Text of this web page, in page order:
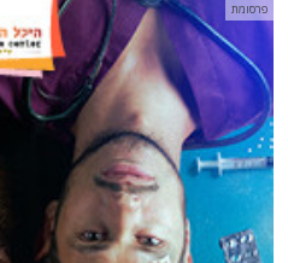
פרסומת